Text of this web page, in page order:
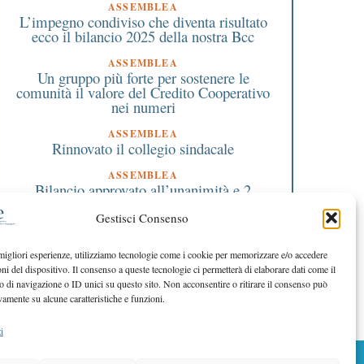
Gestisci Consenso
esperienze, utilizziamo tecnologie come i cookie per memorizzare e/o accedere
del dispositivo. Il consenso a queste tecnologie ci permetterà di elaborare dati come il
di navigazione o ID unici su questo sito. Non acconsentire o ritirare il consenso può
su alcune caratteristiche e funzioni.
ASSEMBLEA
L’impegno condiviso che diventa risultato
ecco il bilancio 2025 della nostra Bcc
ASSEMBLEA
Un gruppo più forte per sostenere le
comunità il valore del Credito Cooperativo
nei numeri
ASSEMBLEA
Rinnovato il collegio sindacale
ASSEMBLEA
Bilancio approvato all’unanimità e 2
EDITORIALE PRESIDENTE
Costruire futuro insieme